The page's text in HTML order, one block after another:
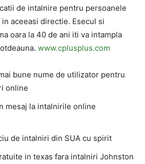
de intalnire pentru persoanele
aceeasi directie. Esecul si
oara la 40 de ani iti va intampla
www.cplusplus.com
bune nume de utilizator pentru
online
mesaj la intalnirile online
de intalniri din SUA cu spirit
in texas fara intalniri Johnston